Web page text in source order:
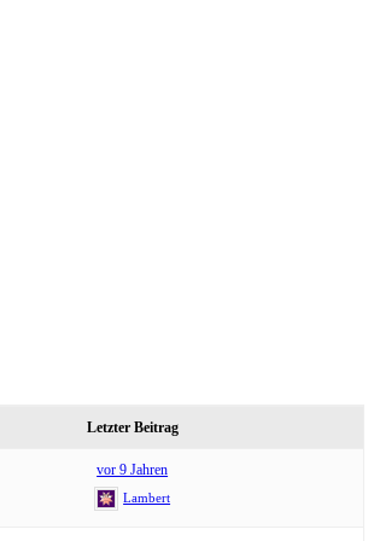
Letzter Beitrag
vor 9 Jahren
Lambert